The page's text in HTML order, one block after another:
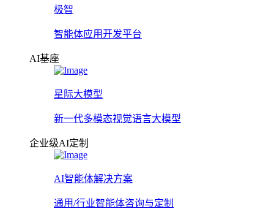
极智
智能体应用开发平台
AI基座
星际大模型
新一代多模态视觉语言大模型
企业级AI定制
AI智能体解决方案
通用/行业智能体咨询与定制